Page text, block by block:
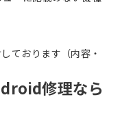
ております（内容・
修理なら